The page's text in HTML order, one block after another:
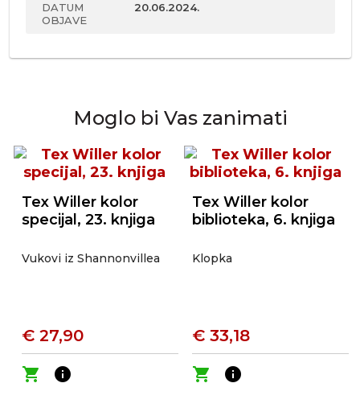
DATUM
OBJAVE
20.06.2024.
Moglo bi Vas zanimati
Tex Willer kolor
specijal, 23. knjiga
Vukovi iz Shannonvillea
€ 27,90
shopping_cart
info
Tex Willer kolor
biblioteka, 6. knjiga
Klopka
€ 33,18
shopping_cart
info